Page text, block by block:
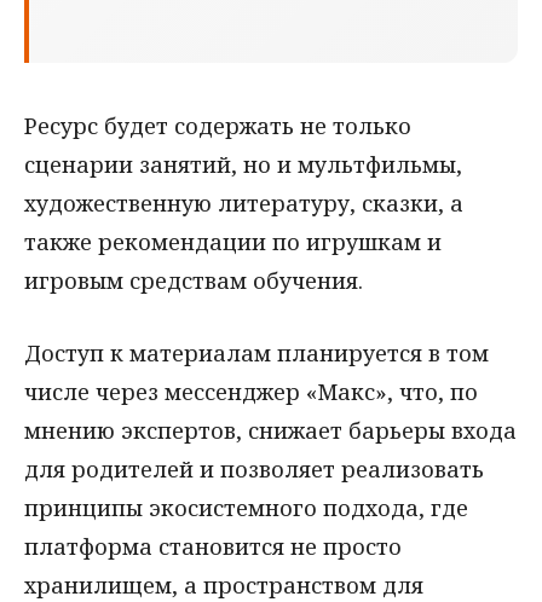
Ресурс будет содержать не только
сценарии занятий, но и мультфильмы,
художественную литературу, сказки, а
также рекомендации по игрушкам и
игровым средствам обучения.
Доступ к материалам планируется в том
числе через мессенджер «Макс», что, по
мнению экспертов, снижает барьеры входа
для родителей и позволяет реализовать
принципы экосистемного подхода, где
платформа становится не просто
хранилищем, а пространством для